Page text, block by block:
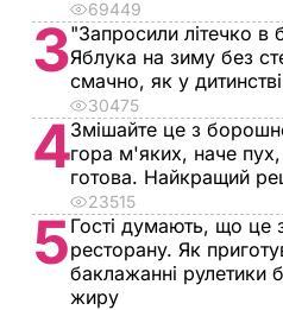
69449
3"Запросили літечко в
Яблука на зиму без
смачно, як у дитинстві
30475
4Змішайте це з
гора м'яких, наче пух,
готова. Найкращий
23515
5Гості думають, що це
ресторану. Як
баклажанні рулетики
жиру